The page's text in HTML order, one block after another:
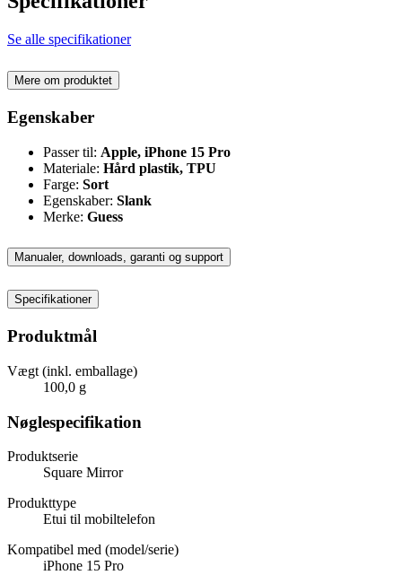
Se alle specifikationer
Mere om produktet
Egenskaber
Passer til: Apple, iPhone 15 Pro
Materiale: Hård plastik, TPU
Farge: Sort
Egenskaber: Slank
Merke: Guess
Manualer, downloads, garanti og support
Specifikationer
Produktmål
Vægt (inkl. emballage)
100,0 g
Nøglespecifikation
Produktserie
Square Mirror
Produkttype
Etui til mobiltelefon
Kompatibel med (model/serie)
iPhone 15 Pro